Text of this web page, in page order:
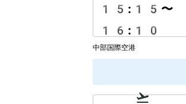
15:15 〜
16:10
中部国際空港